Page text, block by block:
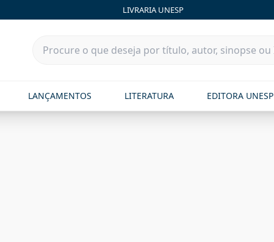
LIVRARIA UNESP
LANÇAMENTOS LITERATURA EDITORA UNESP